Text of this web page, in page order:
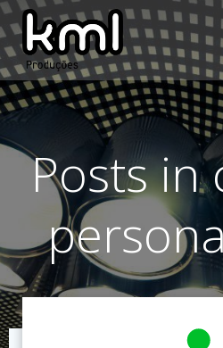
o
Posts in